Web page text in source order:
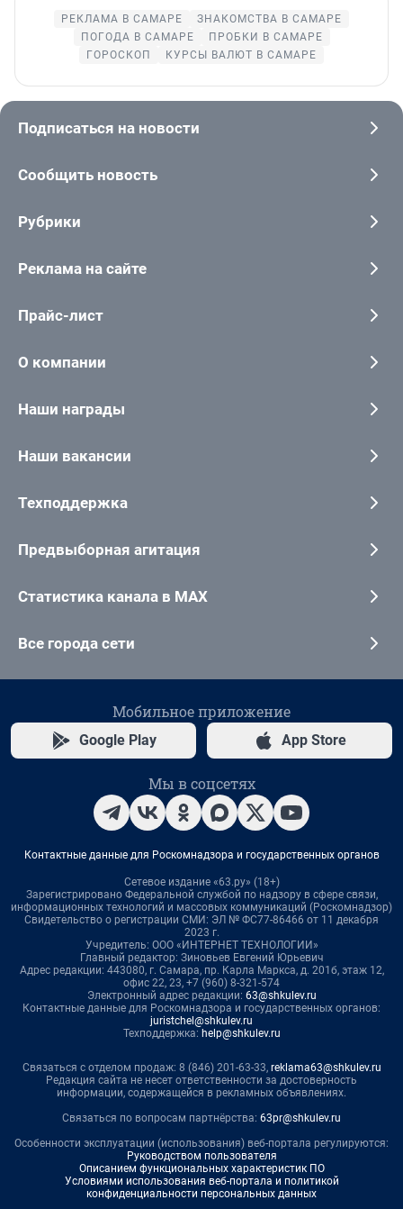
РЕКЛАМА В САМАРЕ
ЗНАКОМСТВА В САМАРЕ
ПОГОДА В САМАРЕ
ПРОБКИ В САМАРЕ
ГОРОСКОП
КУРСЫ ВАЛЮТ В САМАРЕ
Подписаться на новости
Сообщить новость
Рубрики
Реклама на сайте
Прайс-лист
О компании
Наши награды
Наши вакансии
Техподдержка
Предвыборная агитация
Статистика канала в MAX
Все города сети
Мобильное приложение
Google Play App Store
Мы в соцсетях
Контактные данные для Роскомнадзора и государственных органов
Сетевое издание «63.ру» (18+)
Зарегистрировано Федеральной службой по надзору в сфере связи,
информационных технологий и массовых коммуникаций (Роскомнадзор)
Свидетельство о регистрации СМИ: ЭЛ № ФС77-86466 от 11 декабря
2023 г.
Учредитель: ООО «ИНТЕРНЕТ ТЕХНОЛОГИИ»
Главный редактор: Зиновьев Евгений Юрьевич
Адрес редакции: 443080, г. Самара, пр. Карла Маркса, д. 201б, этаж 12,
офис 22, 23, +7 (960) 8-321-574
Электронный адрес редакции: 63@shkulev.ru
Контактные данные для Роскомнадзора и государственных органов:
juristchel@shkulev.ru
Техподдержка: help@shkulev.ru
Связаться с отделом продаж: 8 (846) 201-63-33, reklama63@shkulev.ru
Редакция сайта не несет ответственности за достоверность
информации, содержащейся в рекламных объявлениях.
Связаться по вопросам партнёрства: 63pr@shkulev.ru
Особенности эксплуатации (использования) веб-портала регулируются:
Руководством пользователя
Описанием функциональных характеристик ПО
Условиями использования веб-портала и политикой
конфиденциальности персональных данных